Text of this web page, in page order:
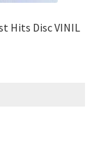
VINIL